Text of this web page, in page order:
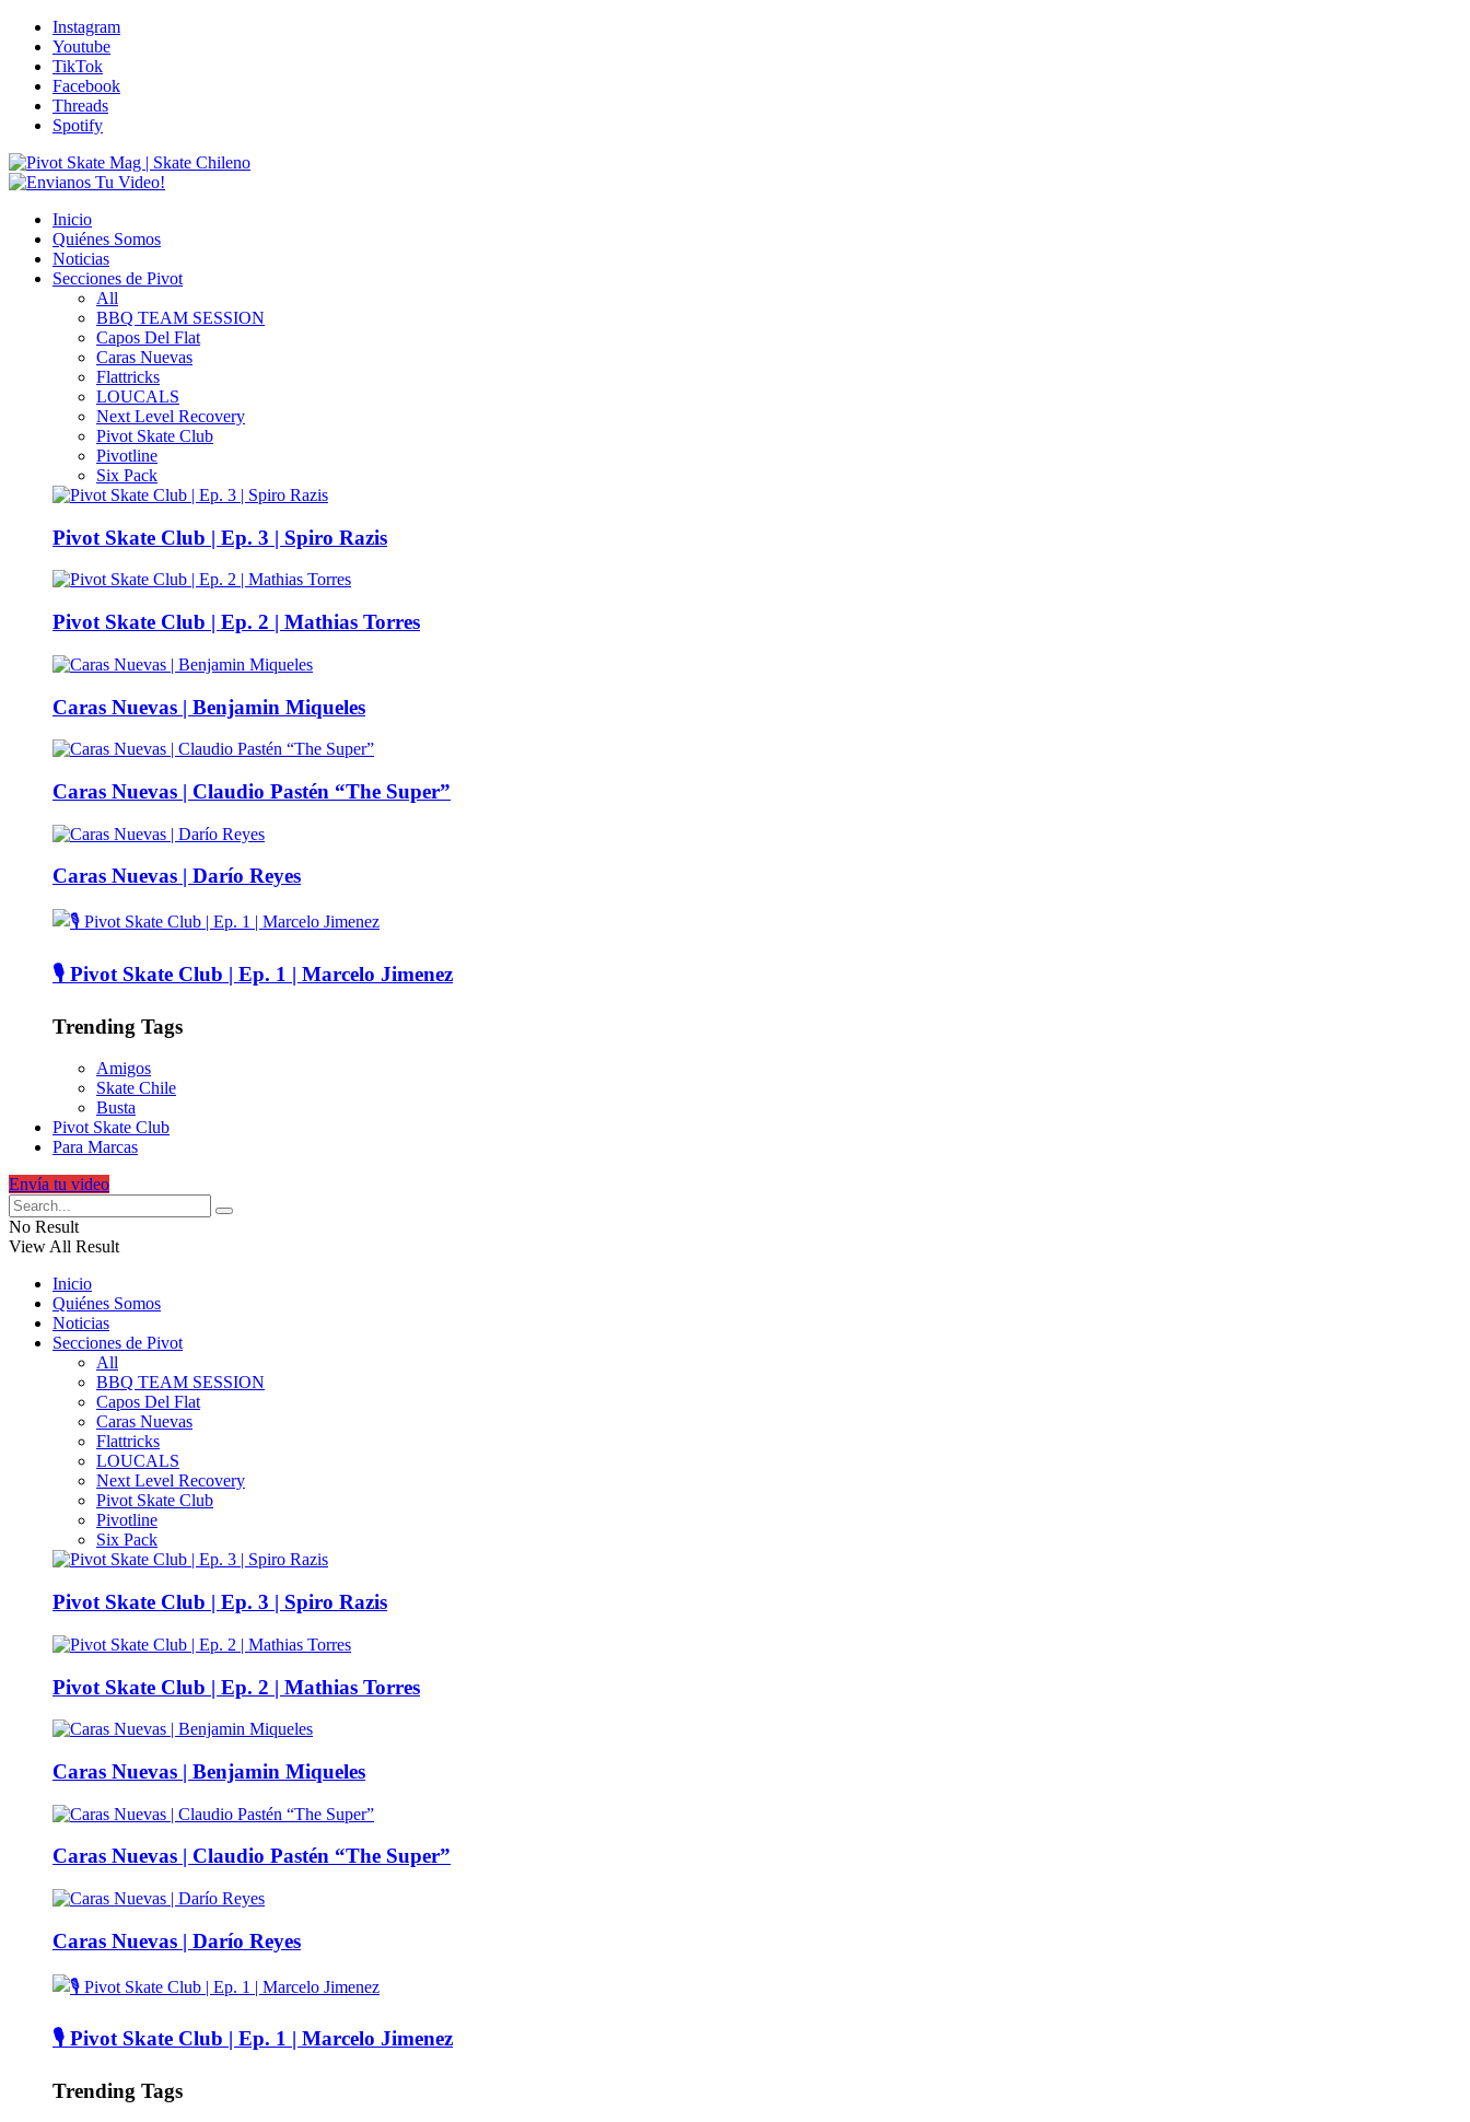
Instagram
Youtube
TikTok
Facebook
Threads
Spotify
Inicio
Quiénes Somos
Noticias
Secciones de Pivot
All
BBQ TEAM SESSION
Capos Del Flat
Caras Nuevas
Flattricks
LOUCALS
Next Level Recovery
Pivot Skate Club
Pivotline
Six Pack
Pivot Skate Club | Ep. 3 | Spiro Razis
Pivot Skate Club | Ep. 2 | Mathias Torres
Caras Nuevas | Benjamin Miqueles
Caras Nuevas | Claudio Pastén “The Super”
Caras Nuevas | Darío Reyes
🎙️ Pivot Skate Club | Ep. 1 | Marcelo Jimenez
Trending Tags
Amigos
Skate Chile
Busta
Pivot Skate Club
Para Marcas
Envía tu video
No Result
View All Result
Inicio
Quiénes Somos
Noticias
Secciones de Pivot
All
BBQ TEAM SESSION
Capos Del Flat
Caras Nuevas
Flattricks
LOUCALS
Next Level Recovery
Pivot Skate Club
Pivotline
Six Pack
Pivot Skate Club | Ep. 3 | Spiro Razis
Pivot Skate Club | Ep. 2 | Mathias Torres
Caras Nuevas | Benjamin Miqueles
Caras Nuevas | Claudio Pastén “The Super”
Caras Nuevas | Darío Reyes
🎙️ Pivot Skate Club | Ep. 1 | Marcelo Jimenez
Trending Tags